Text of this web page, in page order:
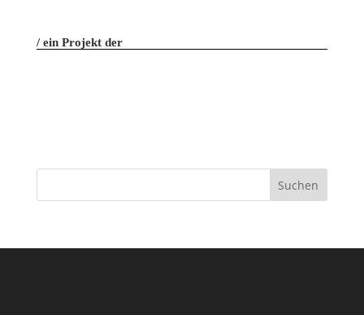
ein Projekt der